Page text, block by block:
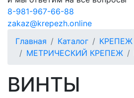
8-981-967-66-88
zakaz@krepezh.online
Главная
Каталог
КРЕПЕЖ
МЕТРИЧЕСКИЙ КРЕПЕЖ
ВИНТЫ